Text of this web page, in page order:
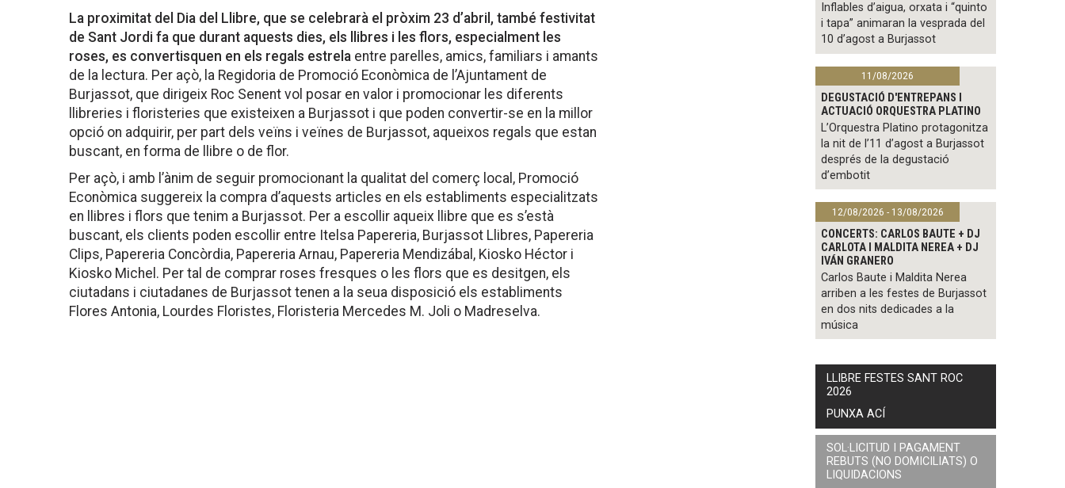
La proximitat del Dia del Llibre, que se celebrarà el pròxim 23 d’abril, també festivitat
de Sant Jordi fa que durant aquests dies, els llibres i les flors, especialment les
roses, es convertisquen en els regals estrela entre parelles, amics, familiars i amants
de la lectura. Per açò, la Regidoria de Promoció Econòmica de l’Ajuntament de
Burjassot, que dirigeix Roc Senent vol posar en valor i promocionar les diferents
llibreries i floristeries que existeixen a Burjassot i que poden convertir-se en la millor
opció on adquirir, per part dels veïns i veïnes de Burjassot, aqueixos regals que estan
buscant, en forma de llibre o de flor.
Per açò, i amb l’ànim de seguir promocionant la qualitat del comerç local, Promoció
Econòmica suggereix la compra d’aquests articles en els establiments especialitzats
en llibres i flors que tenim a Burjassot. Per a escollir aqueix llibre que es s’està
buscant, els clients poden escollir entre Itelsa Papereria, Burjassot Llibres, Papereria
Clips, Papereria Concòrdia, Papereria Arnau, Papereria Mendizábal, Kiosko Héctor i
Kiosko Michel. Per tal de comprar roses fresques o les flors que es desitgen, els
ciutadans i ciutadanes de Burjassot tenen a la seua disposició els establiments
Flores Antonia, Lourdes Floristes, Floristeria Mercedes M. Joli o Madreselva.
Inflables d’aigua, orxata i “quinto
i tapa” animaran la vesprada del
10 d’agost a Burjassot
11/08/2026
DEGUSTACIÓ D'ENTREPANS I
ACTUACIÓ ORQUESTRA PLATINO
L’Orquestra Platino protagonitza
la nit de l’11 d’agost a Burjassot
després de la degustació
d’embotit
12/08/2026 - 13/08/2026
CONCERTS: CARLOS BAUTE + DJ
CARLOTA I MALDITA NEREA + DJ
IVÁN GRANERO
Carlos Baute i Maldita Nerea
arriben a les festes de Burjassot
en dos nits dedicades a la
música
LLIBRE FESTES SANT ROC
2026
PUNXA ACÍ
SOL·LICITUD I PAGAMENT
REBUTS (NO DOMICILIATS) O
LIQUIDACIONS